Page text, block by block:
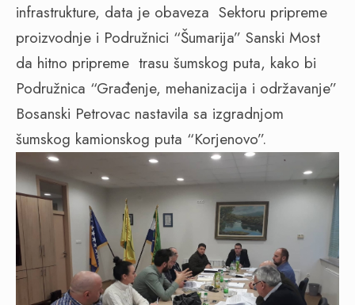
infrastrukture, data je obaveza Sektoru pripreme
proizvodnje i Podružnici “Šumarija” Sanski Most
da hitno pripreme trasu šumskog puta, kako bi
Podružnica “Građenje, mehanizacija i održavanje”
Bosanski Petrovac nastavila sa izgradnjom
šumskog kamionskog puta “Korjenovo”.